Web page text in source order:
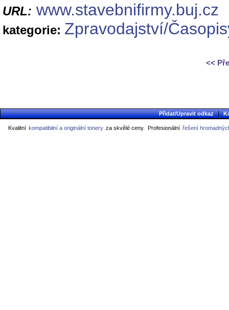
URL: www.stavebnifirmy.buj.cz
kategorie: Zpravodajství/
<<
Přidat/Upravit odkaz |
Kvalitní kompatibilní a originální tonery za skvělé ceny. Profesionální řešení